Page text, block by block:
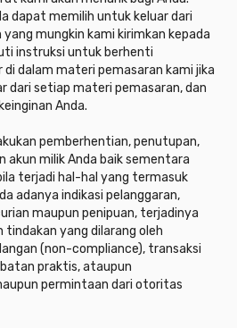
dapat memilih untuk keluar dari
mungkin kami kirimkan kepada
instruksi untuk berhenti
di dalam materi pemasaran kami jika
dari setiap materi pemasaran, dan
Anda.
pemberhentian, penutupan,
akun milik Anda baik sementara
terjadi hal-hal yang termasuk
adanya indikasi pelanggaran,
maupun penipuan, terjadinya
yang dilarang oleh
(non-compliance), transaksi
praktis, ataupun
permintaan dari otoritas